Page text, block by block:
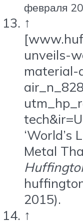
февраля
↑
unveils-
‘World’s
Metal
2015).
↑